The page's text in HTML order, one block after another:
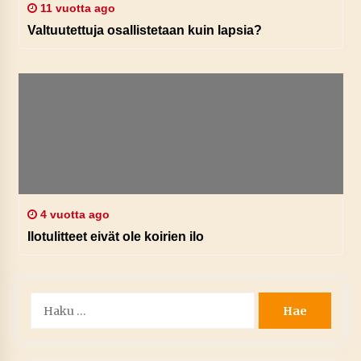
11 vuotta ago
Valtuutettuja osallistetaan kuin lapsia?
4 vuotta ago
Ilotulitteet eivät ole koirien ilo